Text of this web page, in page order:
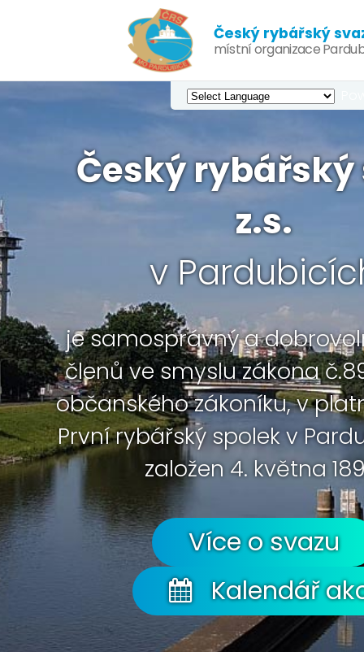
Český rybářský
místní organizace
Český rybářský
z.s.
v
je samosprávný a
členů ve smyslu zákona
občanského zákoníku, v
První rybářský spolek v
založen 4. května
Více o svazu
Kalendář